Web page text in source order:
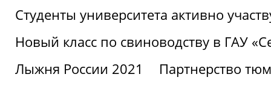
Студенты университета активно
Новый класс по свиноводству в ГАУ
Лыжня России 2021
Партнерство